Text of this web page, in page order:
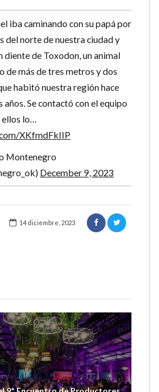
14 diciembre, 2023
iba caminando con su papá por
del norte de nuestra ciudad y
diente de Toxodon, un animal
de más de tres metros y dos
habitó nuestra región hace
años. Se contactó con el equipo
ellos lo…
XKfmdFkIIP
Montenegro
December 9, 2023